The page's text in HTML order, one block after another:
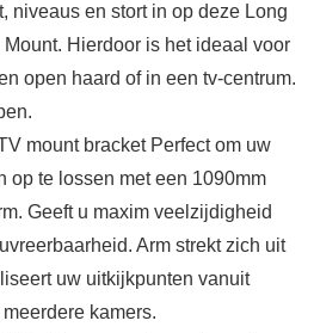
niveaus en stort in op deze Long
Hierdoor is het ideaal voor
open haard of in een tv-centrum.
mount bracket Perfect om uw
op te lossen met een 1090mm
Geeft u maxim veelzijdigheid
Arm strekt zich uit
uw uitkijkpunten vanuit
kamers.